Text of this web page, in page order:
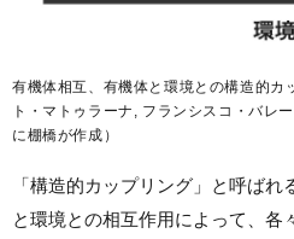
有機体相互、有機体と環境との構造的カ
ト・マトゥラーナ, フランシスコ・バレ
に棚橋が作成）
「構造的カップリング」と呼ば
と環境との相互作用によって、各